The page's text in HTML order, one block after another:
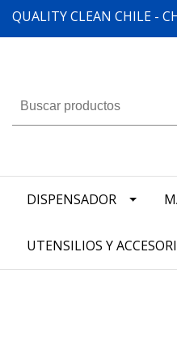
QUALITY CLEAN CHILE -
DISPENSADOR
UTENSILIOS Y